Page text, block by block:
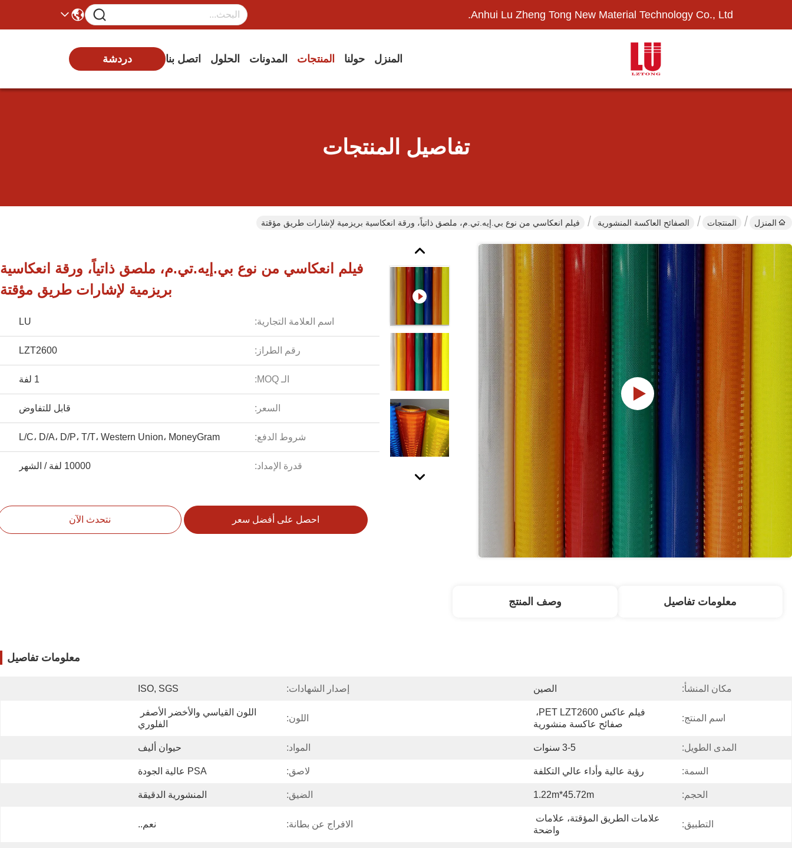
Anhui Lu Zheng Tong New Material Technology Co., Ltd.
المنزل حولنا المنتجات المدونات الحلول اتصل بنا دردشة
تفاصيل المنتجات
المنزل المنتجات الصفائح العاكسة المنشورية فيلم انعكاسي من نوع بي.إيه.تي.م، ملصق ذاتياً، ورقة انعكاسية بريزمية لإشارات طريق مؤقتة
فيلم انعكاسي من نوع بي.إيه.تي.م، ملصق ذاتياً، ورقة انعكاسية
بريزمية لإشارات طريق مؤقتة
اسم العلامة التجارية: LU
رقم الطراز: LZT2600
الـ MOQ: 1 لفة
السعر: قابل للتفاوض
شروط الدفع: L/C، D/A، D/P، T/T، Western Union، MoneyGram
قدرة الإمداد: 10000 لفة / الشهر
احصل على أفضل سعر نتحدث الآن
معلومات تفاصيل وصف المنتج
معلومات تفاصيل
مكان المنشأ: الصين إصدار الشهادات: ISO, SGS
اسم المنتج:
صفائح عاكسة منشورية
اللون:
الفلوري
المدى الطويل: 3-5 سنوات المواد: حيوان أليف
السمة: رؤية عالية وأداء عالي التكلفة لاصق: PSA عالية الجودة
الحجم: 1.22m*45.72m الضيق: المنشورية الدقيقة
التطبيق:
واضحة
الافراج عن بطانة: نعم..